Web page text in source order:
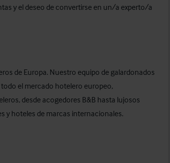
y el deseo de convertirse en un/a experto/a
de Europa. Nuestro equipo de galardonados
el mercado hotelero europeo,
desde acogedores B&B hasta lujosos
y hoteles de marcas internacionales.